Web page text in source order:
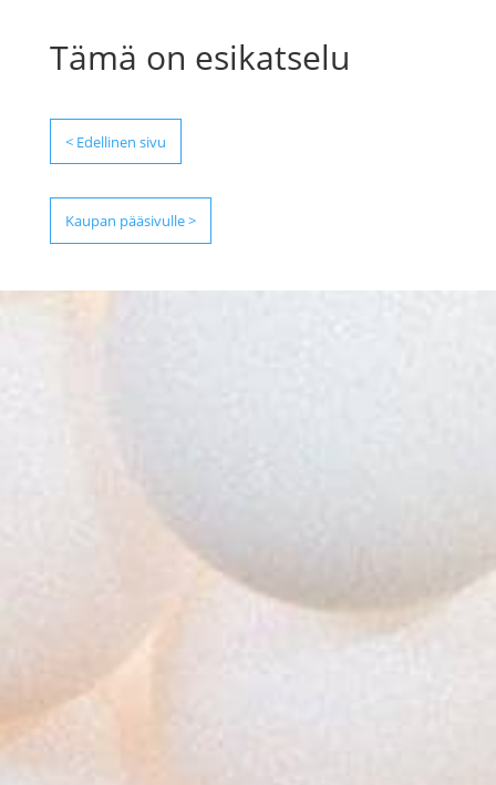
Tämä on esikatselu
< Edellinen sivu
Kaupan pääsivulle >